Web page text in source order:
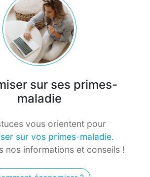
sur ses primes-
maladie
vous orientent pour
sur vos primes-maladie.
nos informations et conseils !